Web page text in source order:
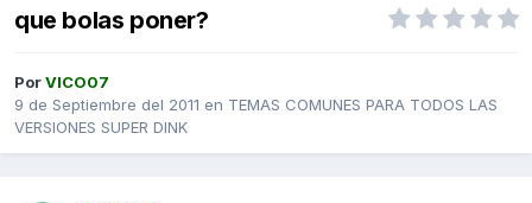
que bolas poner?
PorVICO07
9 de Septiembre del 2011 en TEMAS COMUNES PARA TODOS LAS
VERSIONES SUPER DINK